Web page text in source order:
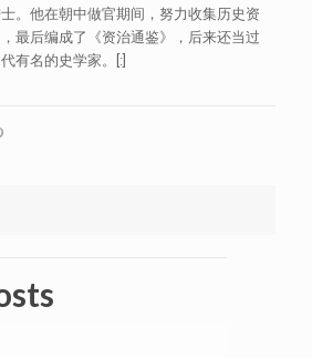
。他在朝中做官期间，努力收集历史资
最后编成了《资治通鉴》，后来还当过
有名的史学家。[:]